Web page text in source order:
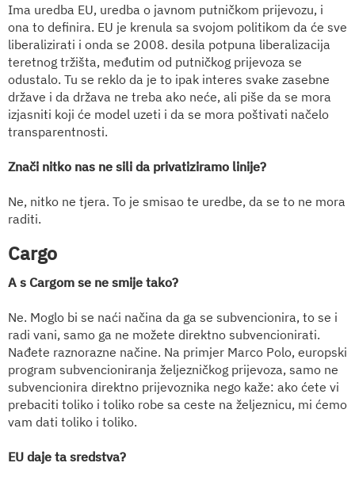
Ima uredba EU, uredba o javnom putničkom prijevozu, i
ona to definira. EU je krenula sa svojom politikom da će sve
liberalizirati i onda se 2008. desila potpuna liberalizacija
teretnog tržišta, međutim od putničkog prijevoza se
odustalo. Tu se reklo da je to ipak interes svake zasebne
države i da država ne treba ako neće, ali piše da se mora
izjasniti koji će model uzeti i da se mora poštivati načelo
transparentnosti.
Znači nitko nas ne sili da privatiziramo linije?
Ne, nitko ne tjera. To je smisao te uredbe, da se to ne mora
raditi.
Cargo
A s Cargom se ne smije tako?
Ne. Moglo bi se naći načina da ga se subvencionira, to se i
radi vani, samo ga ne možete direktno subvencionirati.
Nađete raznorazne načine. Na primjer Marco Polo, europski
program subvencioniranja željezničkog prijevoza, samo ne
subvencionira direktno prijevoznika nego kaže: ako ćete vi
prebaciti toliko i toliko robe sa ceste na željeznicu, mi ćemo
vam dati toliko i toliko.
EU daje ta sredstva?